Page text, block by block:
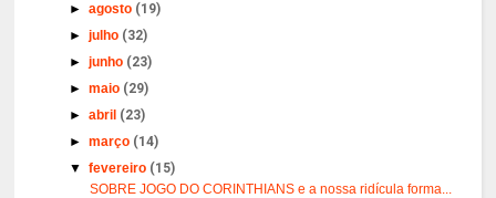
►agosto (19)
►julho (32)
►junho (23)
►maio (29)
►abril (23)
►março (14)
▼fevereiro (15)
SOBRE JOGO DO CORINTHIANS e a nossa ridícula forma...